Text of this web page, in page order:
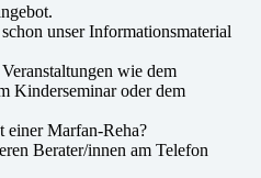
unser Informationsmaterial
wie dem
Kinderseminar oder dem
einer Marfan-Reha?
Berater/innen am Telefon